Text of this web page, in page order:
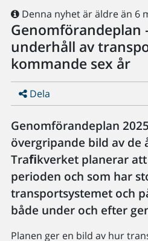
Denna nyhet är äldre än 6
Genomförandeplan
underhåll av
kommande sex år
Dela
Genomförandeplan
övergripande bild av de
Traﬁkverket planerar
perioden och som har
transportsystemet och
både under och efter
Planen ger en bild av hur